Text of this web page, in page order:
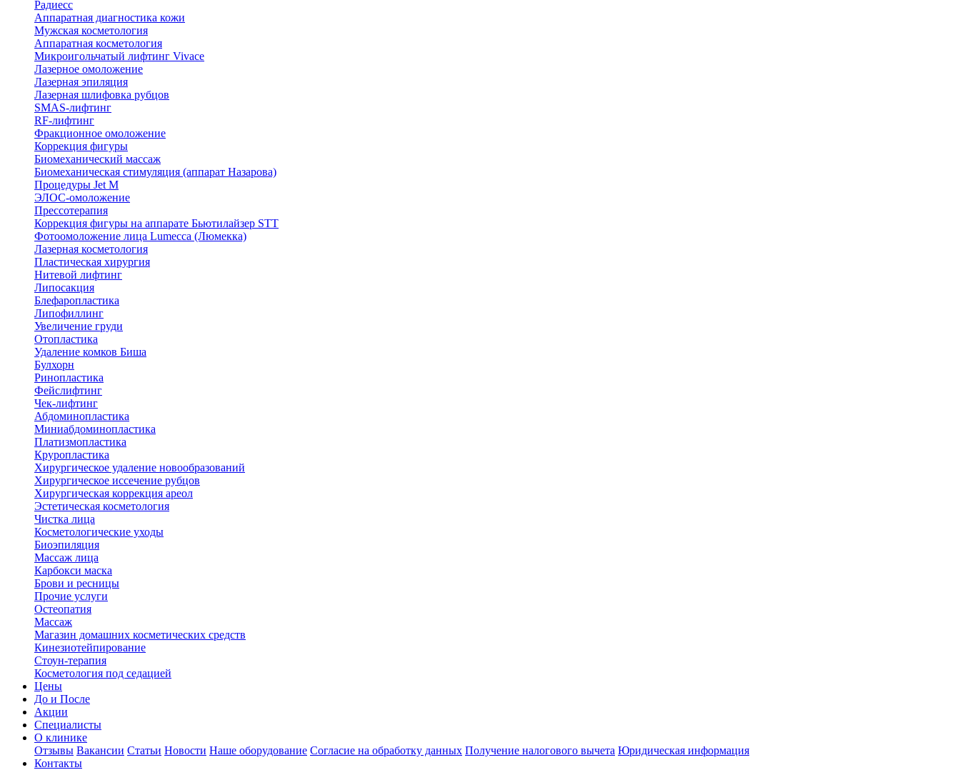
Радиесс
Аппаратная диагностика кожи
Мужская косметология
Аппаратная косметология
Микроигольчатый лифтинг Vivace
Лазерное омоложение
Лазерная эпиляция
Лазерная шлифовка рубцов
SMAS-лифтинг
RF-лифтинг
Фракционное омоложение
Коррекция фигуры
Биомеханический массаж
Биомеханическая стимуляция (аппарат Назарова)
Процедуры Jet M
ЭЛОС-омоложение
Прессотерапия
Коррекция фигуры на аппарате Бьютилайзер STT
Фотоомоложение лица Lumecca (Люмекка)
Лазерная косметология
Пластическая хирургия
Нитевой лифтинг
Липосакция
Блефаропластика
Липофиллинг
Увеличение груди
Отопластика
Удаление комков Биша
Булхорн
Ринопластика
Фейслифтинг
Чек-лифтинг
Абдоминопластика
Миниабдоминопластика
Платизмопластика
Круропластика
Хирургическое удаление новообразований
Хирургическое иссечение рубцов
Хирургическая коррекция ареол
Эстетическая косметология
Чистка лица
Косметологические уходы
Биоэпиляция
Массаж лица
Карбокси маска
Брови и ресницы
Прочие услуги
Остеопатия
Массаж
Магазин домашних косметических средств
Кинезиотейпирование
Стоун-терапия
Косметология под седацией
Цены
До и После
Акции
Специалисты
О клинике
Отзывы Вакансии Статьи Новости Наше оборудование Согласие на обработку данных Получение налогового вычета Юридическая информация
Контакты